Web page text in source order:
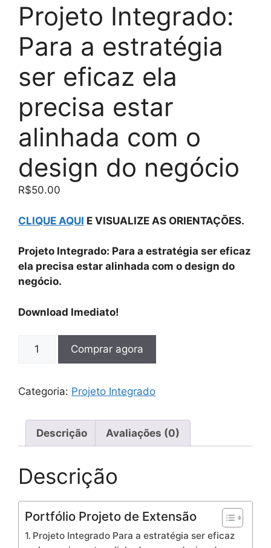
Projeto Integrado:
Para a estratégia
ser eficaz ela
precisa estar
alinhada com o
design do negócio
R$50.00
CLIQUE AQUI E VISUALIZE AS ORIENTAÇÕES.
Projeto Integrado: Para a estratégia ser eficaz
ela precisa estar alinhada com o design do
negócio.
Download Imediato!
Comprar agora
Categoria: Projeto Integrado
Descrição Avaliações (0)
Descrição
Portfólio Projeto de Extensão
Projeto Integrado Para a estratégia ser eficaz